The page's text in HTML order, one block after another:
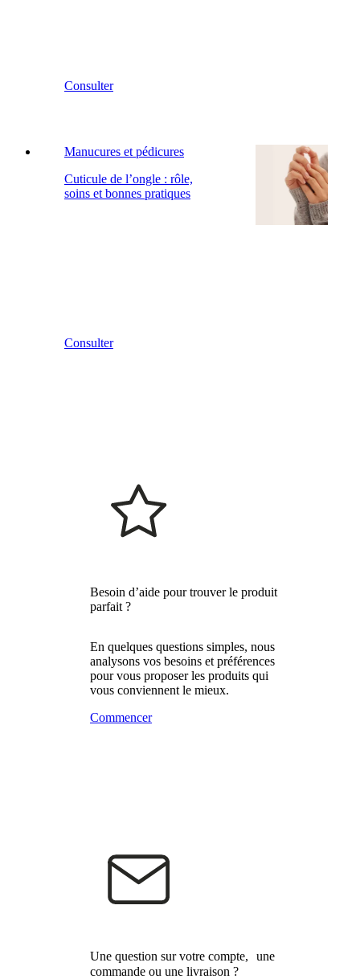
Consulter
Manucures et pédicures
Cuticule de l’ongle : rôle,
soins et bonnes pratiques
Consulter
Besoin d’aide pour trouver le produit
parfait ?
En quelques questions simples, nous
analysons vos besoins et préférences
pour vous proposer les produits qui
vous conviennent le mieux.
Commencer
Une question sur votre compte, une
commande ou une livraison ?